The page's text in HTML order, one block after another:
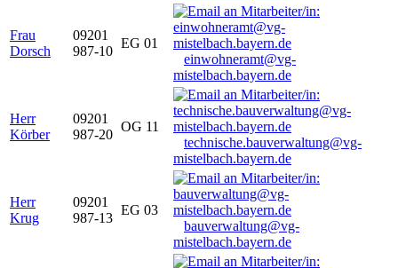
Frau
Dorsch
09201
987-10
EG 01
einwohneramt@vg-
mistelbach.bayern.de
Herr
Körber
09201
987-20
OG 11
technische.bauverwaltung@vg-
mistelbach.bayern.de
Herr
Krug
09201
987-13
EG 03
bauverwaltung@vg-
mistelbach.bayern.de